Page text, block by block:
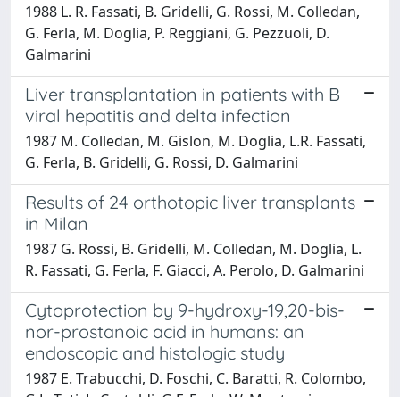
1988 L. R. Fassati, B. Gridelli, G. Rossi, M. Colledan,
G. Ferla, M. Doglia, P. Reggiani, G. Pezzuoli, D.
Galmarini
Liver transplantation in patients with B
viral hepatitis and delta infection
1987 M. Colledan, M. Gislon, M. Doglia, L.R. Fassati,
G. Ferla, B. Gridelli, G. Rossi, D. Galmarini
Results of 24 orthotopic liver transplants
in Milan
1987 G. Rossi, B. Gridelli, M. Colledan, M. Doglia, L.
R. Fassati, G. Ferla, F. Giacci, A. Perolo, D. Galmarini
Cytoprotection by 9-hydroxy-19,20-bis-
nor-prostanoic acid in humans: an
endoscopic and histologic study
1987 E. Trabucchi, D. Foschi, C. Baratti, R. Colombo,